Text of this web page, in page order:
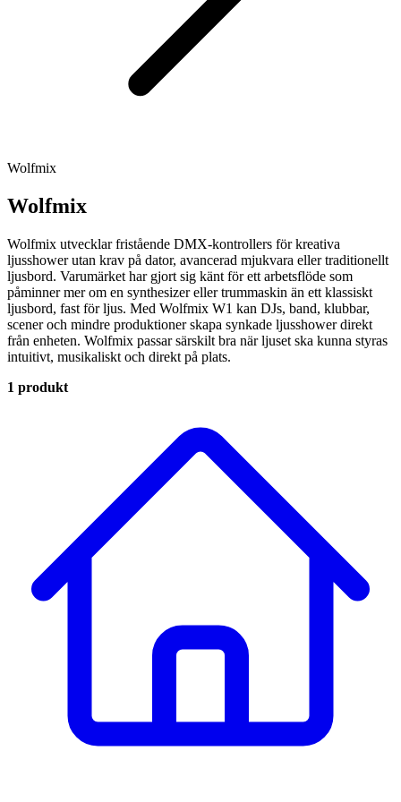
Wolfmix
Wolfmix
Wolfmix utvecklar fristående DMX-kontrollers för kreativa
ljusshower utan krav på dator, avancerad mjukvara eller traditionellt
ljusbord. Varumärket har gjort sig känt för ett arbetsflöde som
påminner mer om en synthesizer eller trummaskin än ett klassiskt
ljusbord, fast för ljus. Med Wolfmix W1 kan DJs, band, klubbar,
scener och mindre produktioner skapa synkade ljusshower direkt
från enheten. Wolfmix passar särskilt bra när ljuset ska kunna styras
intuitivt, musikaliskt och direkt på plats.
1 produkt